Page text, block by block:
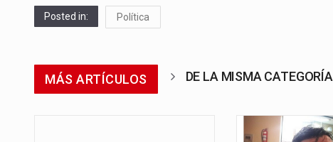
Posted in: Política
MÁS ARTÍCULOS DE LA MISMA CATEGORÍA